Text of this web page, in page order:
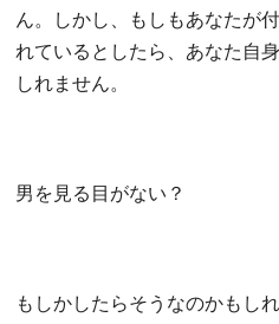
ん。しかし、もしもあなたが
れているとしたら、あなた自
しれません。
男を見る目がない？
もしかしたらそうなのかもし